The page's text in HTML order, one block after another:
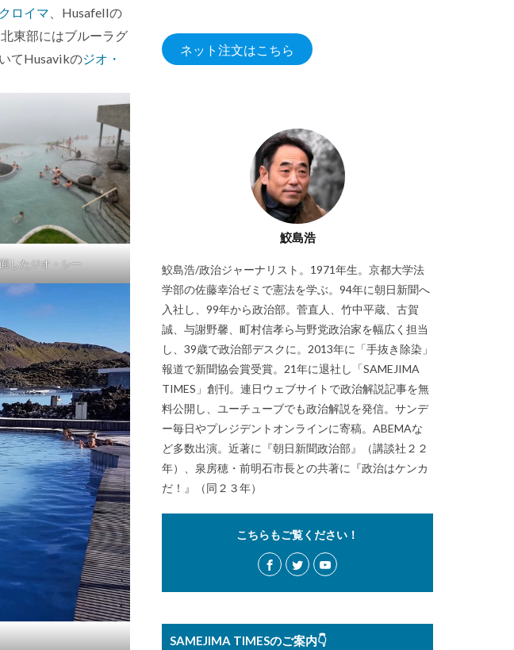
クロイマ 、Husafellの
東部にはブルーラグ
てHusavikのジオ・
したジオ・シー
ネット注文はこちら
鮫島浩
鮫島浩/政治ジャーナリスト。1971年生。京都大学法
学部の佐藤幸治ゼミで憲法を学ぶ。94年に朝日新聞へ
入社し、99年から政治部。菅直人、竹中平蔵、古賀
誠、与謝野馨、町村信孝ら与野党政治家を幅広く担当
し、39歳で政治部デスクに。2013年に「手抜き除染」
報道で新聞協会賞受賞。21年に退社し「SAMEJIMA
TIMES」創刊。連日ウェブサイトで政治解説記事を無
料公開し、ユーチューブでも政治解説を発信。サンデ
ー毎日やプレジデントオンラインに寄稿。ABEMAな
ど多数出演。近著に『朝日新聞政治部』（講談社２２
年）、泉房穂・前明石市長との共著に『政治はケンカ
だ！』（同２３年）
こちらもご覧ください！
SAMEJIMA TIMESのご案内👇